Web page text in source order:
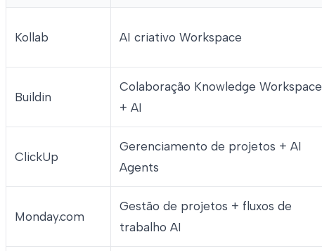
Kollab AI criativo Workspace
Buildin
Colaboração Knowledge Workspace
+ AI
ClickUp
Gerenciamento de projetos + AI
Agents
Monday.com
Gestão de projetos + fluxos de
trabalho AI